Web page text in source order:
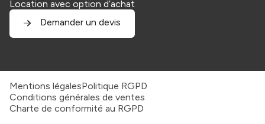
Location avec option d’achat
Demander un devis
Mentions légalesPolitique RGPD
Conditions générales de ventes
Charte de conformité au RGPD